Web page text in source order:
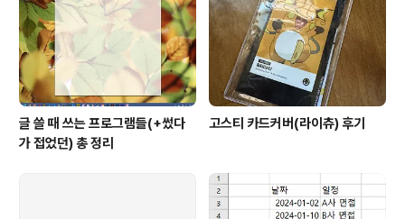
글 쓸 때 쓰는 프로그램들(+썼다
가 접었던) 총 정리
고스티 카드커버(라이츄) 후기